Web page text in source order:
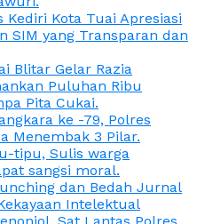
Kediri Kota Tuai Apresiasi
SIM yang Transparan dan
Blitar Gelar Razia
Puluhan Ribu
Pita Cukai.
ke -79, Polres
Menembak 3 Pilar.
tipu, Sulis warga
sangsi moral.
dan Bedah Jurnal
Intelektual